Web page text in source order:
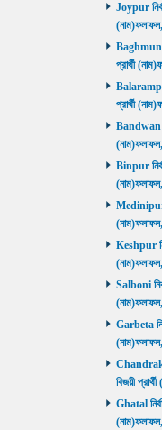
Joypur
প্রার্থী
প্রার্থী
Bandwan
Binpur
Medinipur
Keshpur
Salboni
Garbeta
বিজয়ী
Ghatal